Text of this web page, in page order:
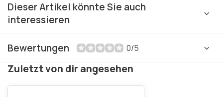
Dieser Artikel könnte Sie auch
interessieren
Bewertungen 0/5
Zuletzt von dir angesehen